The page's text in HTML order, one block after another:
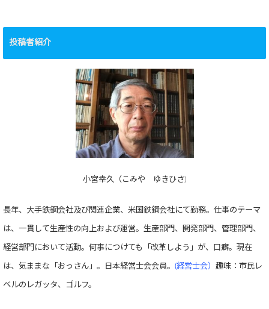
投稿者紹介
小宮幸久（こみや ゆきひさ)
長年、大手鉄鋼会社及び関連企業、米国鉄鋼会社にて勤務。仕事のテーマ
は、一貫して生産性の向上および運営。生産部門、開発部門、管理部門、
経営部門において活動。何事につけても「改革しよう」が、口癖。現在
は、気ままな「おっさん」。日本経営士会会員。 (経営士会） 趣味：市民レ
ベルのレガッタ、ゴルフ。